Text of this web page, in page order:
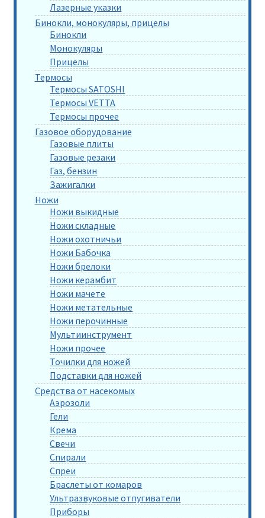
Лазерные указки
Бинокли, монокуляры, прицелы
Бинокли
Монокуляры
Прицелы
Термосы
Термосы SATOSHI
Термосы VETTA
Термосы прочее
Газовое оборудование
Газовые плиты
Газовые резаки
Газ, бензин
Зажигалки
Ножи
Ножи выкидные
Ножи складные
Ножи охотничьи
Ножи Бабочка
Ножи брелоки
Ножи керамбит
Ножи мачете
Ножи метательные
Ножи перочинные
Мультиинструмент
Ножи прочее
Точилки для ножей
Подставки для ножей
Средства от насекомых
Аэрозоли
Гели
Крема
Свечи
Спирали
Спреи
Браслеты от комаров
Ультразвуковые отпугиватели
Приборы